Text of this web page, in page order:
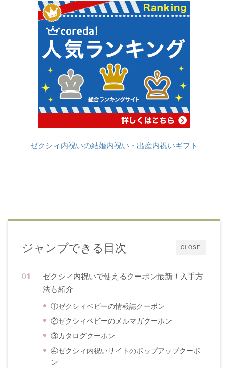
ゼクシィ内祝いの結婚内祝い・出産内祝いギフト
CLOSE
ジャンプできる目次
ゼクシィ内祝いで使えるクーポン最新！入手方
法も紹介
①ゼクシィベビーの情報誌クーポン
②ゼクシィベビーのメルマガクーポン
③カタログクーポン
④ゼクシィ内祝いサイトのポップアップクーポ
ン